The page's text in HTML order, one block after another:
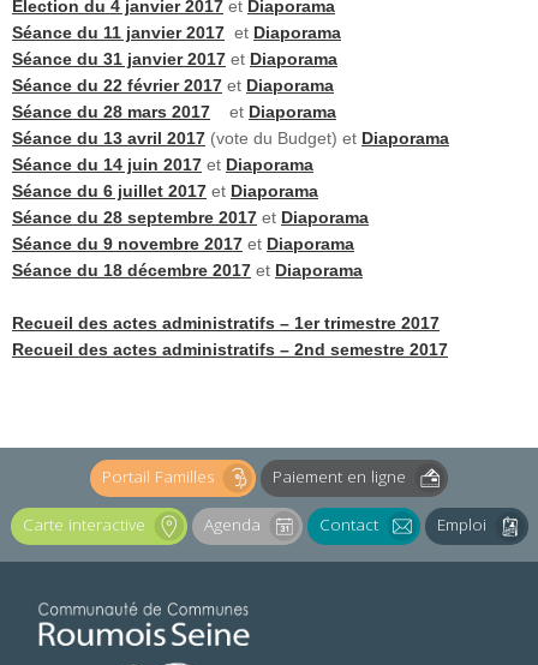
Élection du 4 janvier 2017 et Diaporama
Séance du 11 janvier 2017 et Diaporama
Séance du 31 janvier 2017 et Diaporama
Séance du 22 février 2017 et Diaporama
Séance du 28 mars 2017 et Diaporama
Séance du 13 avril 2017 (vote du Budget) et Diaporama
Séance du 14 juin 2017 et Diaporama
Séance du 6 juillet 2017 et Diaporama
Séance du 28 septembre 2017 et Diaporama
Séance du 9 novembre 2017 et Diaporama
Séance du 18 décembre 2017 et Diaporama
Recueil des actes administratifs – 1er trimestre 2017
Recueil des actes administratifs – 2nd semestre 2017
Portail Familles Paiement en ligne
Carte interactive Agenda Contact Emploi